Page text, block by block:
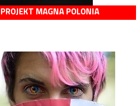
MAGNA POLONIA